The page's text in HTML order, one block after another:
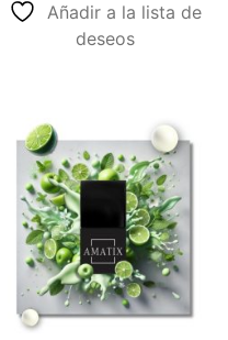
Añadir a la lista de
deseos